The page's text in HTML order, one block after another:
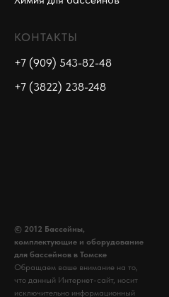
КОНТАКТЫ
+7 (909) 543-82-48
+7 (3822) 238-248
© 2012 Бассейны,
комплектующие и оборудование
для бассейнов в Томске
Обращаем ваше внимание на то,
что данный Интернет-сайт, носит
исключительно информационный